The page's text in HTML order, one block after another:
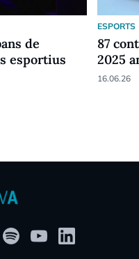
de
esportius
ESPORTS
87
2025
16.06.26